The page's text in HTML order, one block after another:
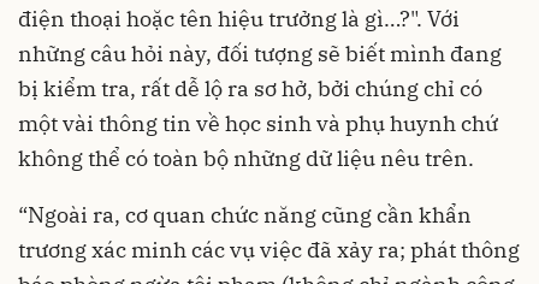
điện thoại hoặc tên hiệu trưởng là gì…?". Với
những câu hỏi này, đối tượng sẽ biết mình đang
bị kiểm tra, rất dễ lộ ra sơ hở, bởi chúng chỉ có
một vài thông tin về học sinh và phụ huynh chứ
không thể có toàn bộ những dữ liệu nêu trên.
“Ngoài ra, cơ quan chức năng cũng cần khẩn
trương xác minh các vụ việc đã xảy ra; phát thông